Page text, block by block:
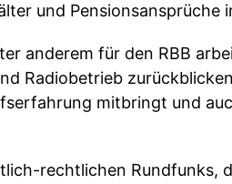
und Pensionsansprüche
anderem für den RBB
Radiobetrieb
mitbringt und
rechtlichen Rundfunks,